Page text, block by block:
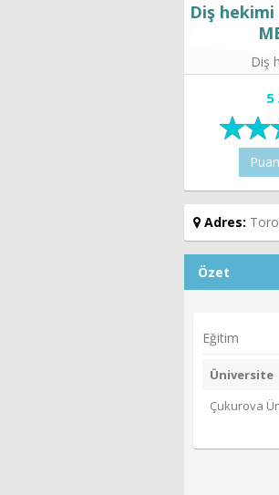
Diş hekimi
Diş
5
Adres:
Özet
Eğitim
Üniversite
Çukurova